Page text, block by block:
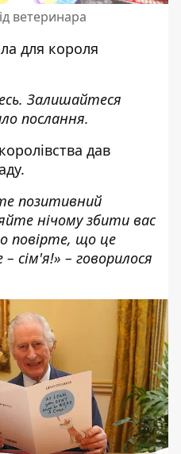
ветеринара
для короля
Залишайтеся
послання.
дав
.
позитивний
нічому збити вас
повірте, що це
сім'я!» – говорилося